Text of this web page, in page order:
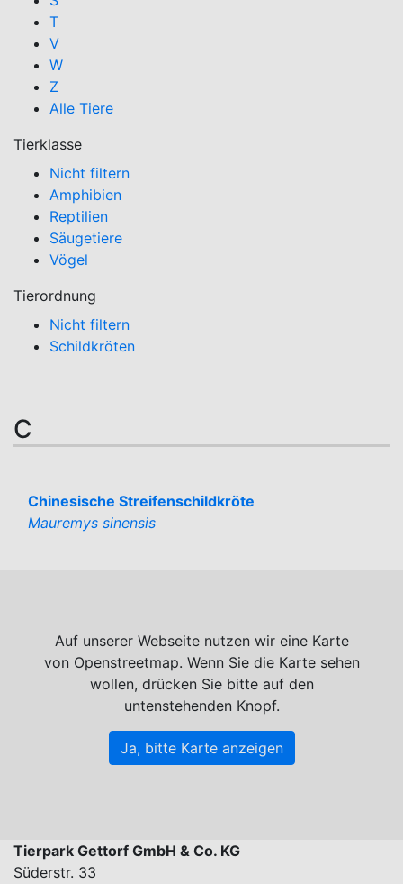
T
V
W
Z
Alle Tiere
Tierklasse
Nicht filtern
Amphibien
Reptilien
Säugetiere
Vögel
Tierordnung
Nicht filtern
Schildkröten
C
Chinesische Streifenschildkröte
Mauremys sinensis
Auf unserer Webseite nutzen wir eine Karte
von Openstreetmap. Wenn Sie die Karte sehen
wollen, drücken Sie bitte auf den
untenstehenden Knopf.
Ja, bitte Karte anzeigen
Tierpark Gettorf GmbH & Co. KG
Süderstr. 33